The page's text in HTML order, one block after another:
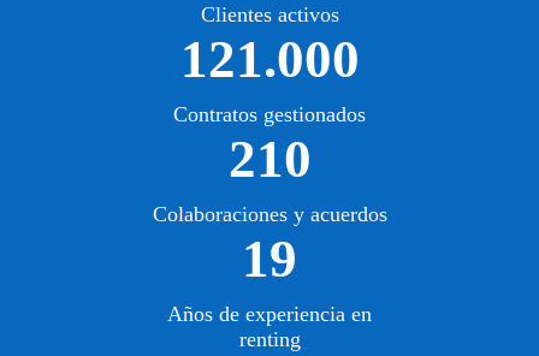
Clientes activos
121.000
Contratos gestionados
210
Colaboraciones y acuerdos
19
Años de experiencia en
renting